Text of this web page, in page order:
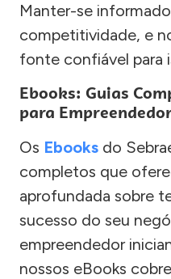
Manter-se
competitividade, e
fonte confiável para
Ebooks: Guias
para
Os Ebooks do
completos que
aprofundada sobre
sucesso do seu
empreendedor
nossos eBooks